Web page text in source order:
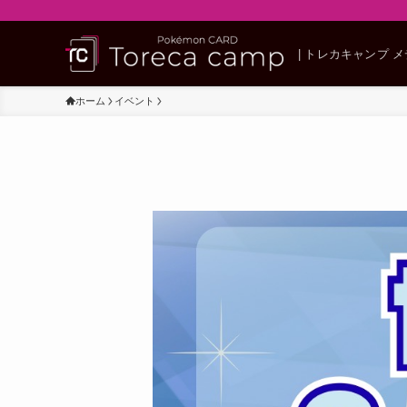
| トレカキャンプ
ホーム イベント